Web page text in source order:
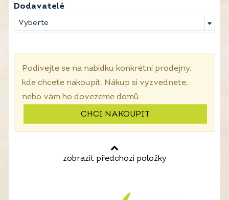
Dodavatelé
Vyberte
Podívejte se na nabídku konkrétní prodejny,
kde chcete nakoupit. Nákup si vyzvednete,
nebo vám ho dovezeme domů.
CHCI NAKOUPIT
zobrazit předchozí položky